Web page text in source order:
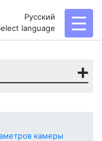
Русский
language
камеры